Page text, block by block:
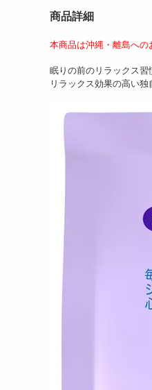
商品詳細
本商品は沖縄・離島への
眠りの前のリラックス習
リラックス効果の高い